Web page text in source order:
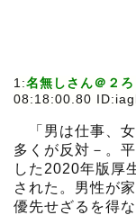
1:名無しさん＠２
08:18:00.80
「男は仕事、女
多くが反対－。
した2020年版厚
された。男性が
優先せざるを得